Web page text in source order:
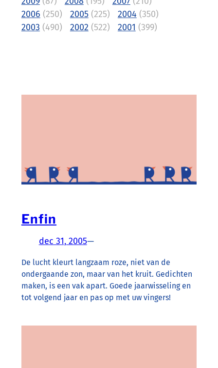
2006 (250) 2005(225) 2004 (350)
2003 (490) 2002 (522) 2001 (399)
Enfin
dec 31, 2005—
De lucht kleurt langzaam roze, niet van de
ondergaande zon, maar van het kruit. Gedichten
maken, is een vak apart. Goede jaarwisseling en
tot volgend jaar en pas op met uw vingers!